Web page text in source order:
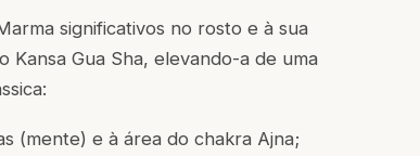
significativos no rosto e à sua
Gua Sha, elevando-a de uma
(mente) e à área do chakra Ajna;